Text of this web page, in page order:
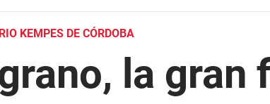
KEMPES DE CÓRDOBA
la gran